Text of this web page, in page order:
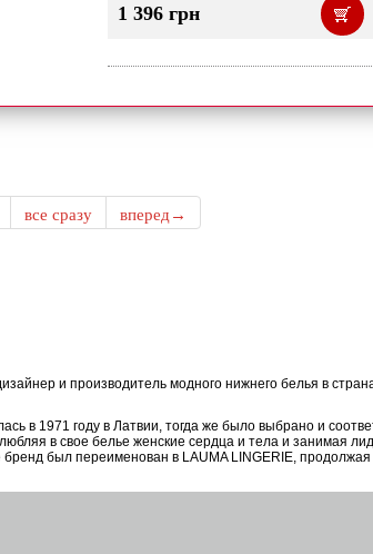
1 396 грн
все сразу вперед→
и производитель модного нижнего белья в
в 1971 году в Латвии, тогда же было выбрано и
в свое белье женские сердца и тела и занимая
был переименован в LAUMA LINGERIE,